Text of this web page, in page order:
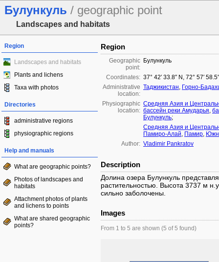
Булункуль / geographic point
Landscapes and habitats
Region
Landscapes and habitats
Plants and lichens
Taxa with photos
Directories
administrative regions
physiographic regions
Help and manuals
What are geographic points?
Photos of landscapes and
habitats
Attachment photos of plants
and lichens to points
What are shared geographic
points?
Region
Geographic
point:
Булункуль
Coordinates: 37° 42′ 33.8″ N, 72° 57′
Administrative
location:
Таджикистан, Горно-
Physiographic
location:
Средняя Азия и
бассейн реки Амударья,
Булункуль;
Средняя Азия и
Памиро-Алай, Памир,
Author: Vladimir Pankratov
Description
Долина озера Булункуль
растительностью. Высота 3737 м
сильно заболочены.
Images
From 1 to 5 are shown (5 of 5 found)